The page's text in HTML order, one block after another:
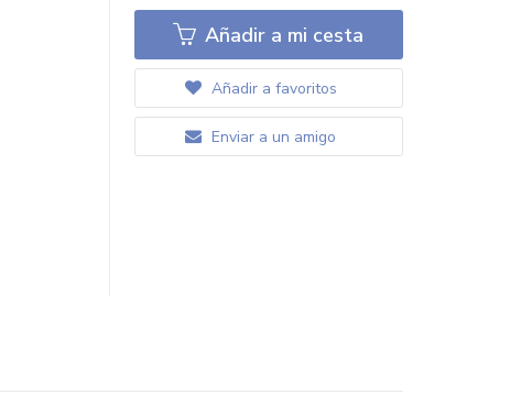
Añadir a mi cesta
Añadir a favoritos
Enviar a un amigo